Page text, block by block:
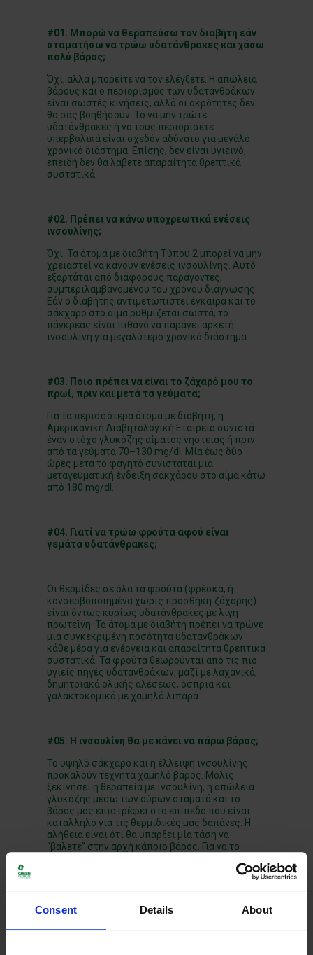
Consent Details About
#01. Μπορώ να θεραπεύσω τον διαβήτη εάν
σταματήσω να τρώω υδατάνθρακες και χάσω
πολύ βάρος;
Όχι, αλλά μπορείτε να τον ελέγξετε. Η απώλεια
βάρους και ο περιορισμός των υδατανθράκων
είναι σωστές κινήσεις, αλλά οι ακρότητες δεν
θα σας βοηθήσουν. Το να μην τρώτε
υδατάνθρακες ή να τους περιορίσετε
υπερβολικά είναι σχεδόν αδύνατο για μεγάλο
χρονικό διάστημα. Επίσης, δεν είναι υγιεινό,
επειδή δεν θα λάβετε απαραίτητα θρεπτικά
συστατικά.
#02. Πρέπει να κάνω υποχρεωτικά ενέσεις
ινσουλίνης;
Όχι. Τα άτομα με διαβήτη Τύπου 2 μπορεί να μην
χρειαστεί να κάνουν ενέσεις ινσουλίνης. Αυτό
εξαρτάται από διάφορους παράγοντες,
συμπεριλαμβανομένου του χρόνου διάγνωσης.
Εάν ο διαβήτης αντιμετωπιστεί έγκαιρα και το
σάκχαρο στο αίμα ρυθμίζεται σωστά, το
πάγκρεας είναι πιθανό να παράγει αρκετή
ινσουλίνη για μεγαλύτερο χρονικό διάστημα.
#03. Ποιο πρέπει να είναι το ζάχαρό μου το
πρωί, πριν και μετά τα γεύματα;
Για τα περισσότερα άτομα με διαβήτη, η
Αμερικανική Διαβητολογική Εταιρεία συνιστά
έναν στόχο γλυκόζης αίματος νηστείας ή πριν
από τα γεύματα 70–130 mg/dl. Μία έως δύο
ώρες μετά το φαγητό συνιστάται μια
μεταγευματική ένδειξη σακχάρου στο αίμα κάτω
από 180 mg/dl.
#04. Γιατί να τρώω φρούτα αφού είναι
γεμάτα υδατάνθρακες;
Οι θερμίδες σε όλα τα φρούτα (φρέσκα, ή
κονσερβοποιημένα χωρίς προσθήκη ζάχαρης)
είναι όντως κυρίως υδατάνθρακες με λίγη
πρωτεΐνη. Τα άτομα με διαβήτη πρέπει να τρώνε
μια συγκεκριμένη ποσότητα υδατανθράκων
κάθε μέρα για ενέργεια και απαραίτητα θρεπτικά
συστατικά. Τα φρούτα θεωρούνται από τις πιο
υγιείς πηγές υδατανθράκων, μαζί με λαχανικά,
δημητριακά ολικής αλέσεως, όσπρια και
γαλακτοκομικά με χαμηλά λιπαρά.
#05. Η ινσουλίνη θα με κάνει να πάρω βάρος;
Το υψηλό σάκχαρο και η έλλειψη ινσουλίνης
προκαλούν τεχνητά χαμηλό βάρος. Μόλις
ξεκινήσει η θεραπεία με ινσουλίνη, η απώλεια
γλυκόζης μέσω των ούρων σταματά και το
βάρος μας επιστρέφει στο επίπεδο που είναι
κατάλληλο για τις θερμιδικές μας δαπάνες. Η
αλήθεια είναι ότι θα υπάρξει μία τάση να
“βάλετε” στην αρχή κάποιο βάρος. Για να το
μερίδες, κάψτε επιπλέον θερμίδες με άσκηση
#06. Γιατί το να χάσω βάρος είναι τόσο